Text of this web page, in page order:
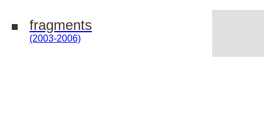
fragments
(2003-2006)